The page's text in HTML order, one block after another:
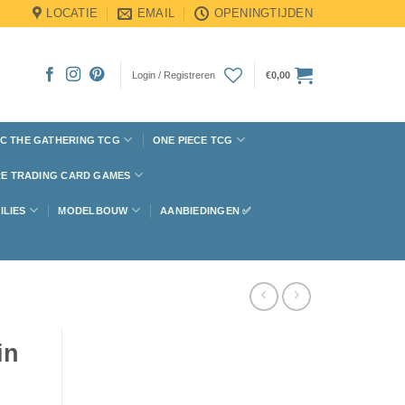
LOCATIE EMAIL OPENINGTIJDEN
Login / Registreren €0,00
THE GATHERING TCG ONE PIECE TCG
TRADING CARD GAMES
MODELBOUW AANBIEDINGEN ✅